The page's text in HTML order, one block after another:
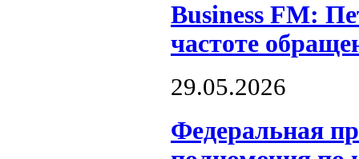
Business FM:
частоте
29.05.2026
Федеральная